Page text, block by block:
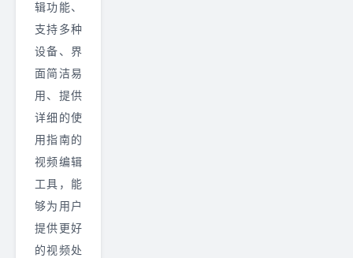
辑功能、
支持多种
设备、界
面简洁易
用、提供
详细的使
用指南的
视频编辑
工具，能
够为用户
提供更好
的视频处